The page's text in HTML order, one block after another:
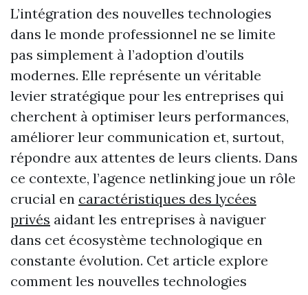
L’intégration des nouvelles technologies
dans le monde professionnel ne se limite
pas simplement à l’adoption d’outils
modernes. Elle représente un véritable
levier stratégique pour les entreprises qui
cherchent à optimiser leurs performances,
améliorer leur communication et, surtout,
répondre aux attentes de leurs clients. Dans
ce contexte, l’agence netlinking joue un rôle
crucial en caractéristiques des lycées
privés aidant les entreprises à naviguer
dans cet écosystème technologique en
constante évolution. Cet article explore
comment les nouvelles technologies